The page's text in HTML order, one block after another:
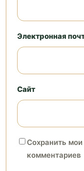
Электронная
Сайт
Сохранить
комментариев